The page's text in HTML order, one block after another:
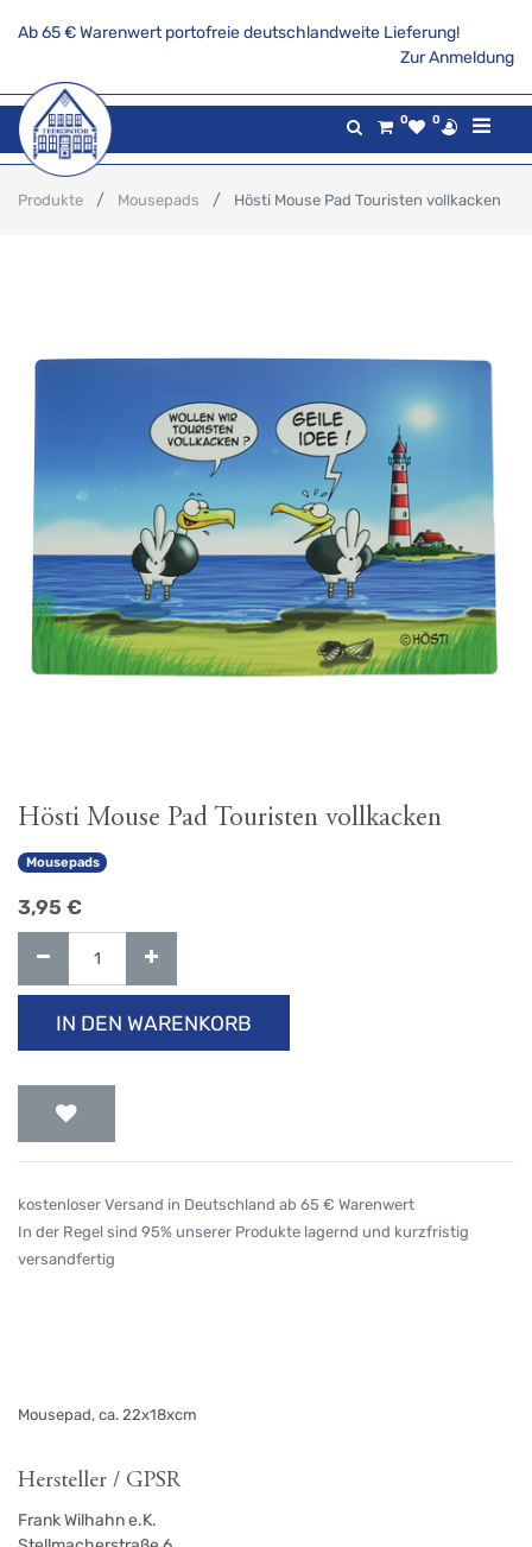
Ab 65 € Warenwert portofreie deutschlandweite Lieferung!
Zur Anmeldung
0 0
Produkte Mousepads Hösti Mouse Pad Touristen vollkacken
Hösti Mouse Pad Touristen vollkacken
Mousepads
3,95 €
IN DEN WARENKORB
kostenloser Versand in Deutschland ab 65 € Warenwert
In der Regel sind 95% unserer Produkte lagernd und kurzfristig
versandfertig
Mousepad, ca. 22x18xcm
Hersteller / GPSR
Frank Wilhahn e.K.